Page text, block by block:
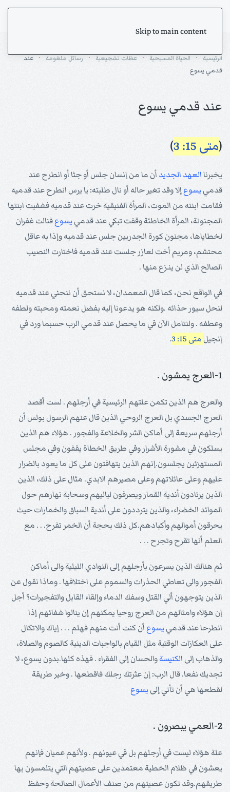
Skip to main content
الرئيسية الحياة المسيحية عظات تشجيعية رسائل ملغومة
عند
قدمي يسوع
عند قدمي يسوع
(متى 15: 3 )
يخبرناالعهد الجديد أن ما من إنسان جلس أو جثا أو انطرح عند
قدمي يسوعإلا وقد تغير حاله أو نال طلبته: يا يرس انطرح عند قدميه
فقامت ابنته من الموت، المرأة الفنيقية خرت عند قدميه فشفيت ابنتها
المجنونة، المرأة الخاطئة وقفت تبكي عند قدمي يسوعفنالت غفران
لخطاياها، مجنون كورة الجدريين جلس عند قدميه وإذا به عاقل
محتشم، ومريم أخت لعازر جلست عند قدميه فاختارت النصيب
الصالح الذي لن ينـزع منها .
في الواقع نحن، كما قال المعمدان، لا نستحق أن ننحني عند قدميه
لنحل سيور حذائه .ولكنه هو يدعونا إليه بفضل نعمته ومحبته ولطفه
وعطفه . ولنتامل الآن في ما يحصل عند قدمي الرب حسبما ورد في
إنجيل متى 15: 3 .
1-العرج يمشون .
والعرج هم الذين تكمن علتهم الرئيسية في أرجلهم . لست أقصد
العرج الجسدي بل العرج الروحي الذين قال عنهم الرسول بولس أن
أرجلهم سريعة إلى أماكن الشر والخلاعة والفجور . هؤلاء هم الذين
يسلكون في مشورة الأشرار وفي طريق الخطاة يقفون وفي مجلس
المستهزئين يجلسون.إنهم الذين يتهافتون على كل ما يعود بالضرار
عليهم وعلى عائلاتهم وعلى مصيرهم الابدي. مثال على ذلك، الذين
الذين يرتادون أندية القمار ويصرفون لياليهم وسحابة نهارهم حول
الموائد الخضراء، والذين يترددون على أندية السباق والخمارات حيث
يحرقون أموالهم وأكبادهم.كل ذلك بحجة أن الخمر تفرح. . . مع
العلم أنها تقرح وتجرح . . .
ثم هنالك الذين يسرعون بأرجلهم إلى النوادي الليلية والى أماكن
الفجور والى تعاطي الحذرات والسموم على اختلافها . وماذا نقول عن
الذين يتوجهون ألي القتل وسفك الدماء وإلقاء القابل والتفجيرات؟ أجل
إن هؤلاء وامثالهم من العرج روحيا يمكنهم إن ينالوا شفائهم إذا
انطرحا عند قدمي يسوع أن كنت أنت منهم فهلم . . . إياك والاتكال
على العكازات الوقتية مثل القيام بالواجبات الدينية كالصوم والصلاة،
والذهاب إلى الكنيسةوالحسان إلى الفقراء . فهذه كلها.بدون يسوع، لا
تجديك نفعا. قال الرب: إن عثرتك رجلك فاقطعها . وخير طريقة
لقطعها هي أن تأتي إلى يسوع
2-العمي يبصرون .
علة هؤلاء ليست في أرجلهم بل في عيونهم . ولأنهم عميان فإنهم
يعشون في ظلام الخطية معتمدين على عصيتهم التي يتلمسون بها
طريقهم.وقد تكون عصيتهم من صنف الأعمال الصالحة وحفظ